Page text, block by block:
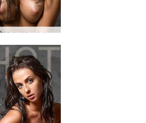
Mata biru Jula